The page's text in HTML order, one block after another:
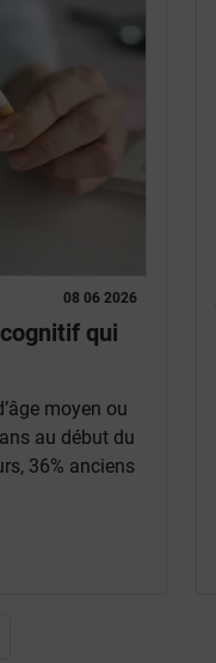
08 06 2026
qui
moyen ou
au début du
36% anciens